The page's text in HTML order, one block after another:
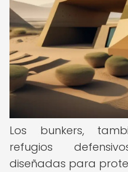
Los bunkers,
refugios
diseñadas para